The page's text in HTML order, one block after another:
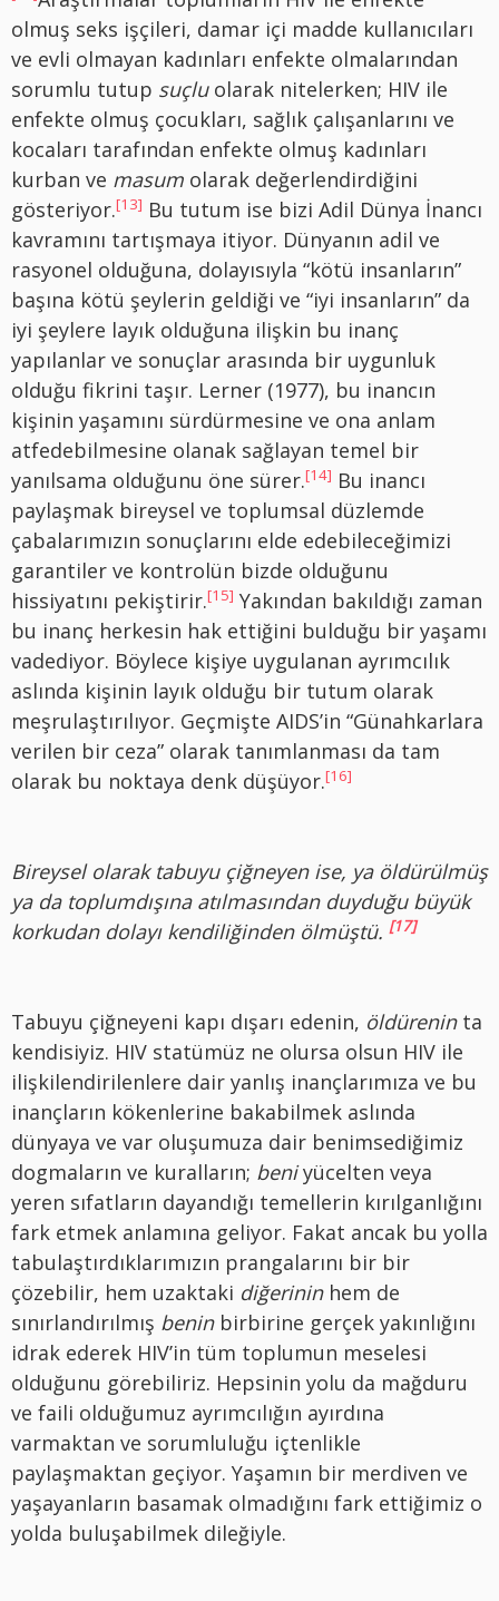
olmuş seks işçileri, damar içi madde kullanıcıları
ve evli olmayan kadınları enfekte olmalarından
sorumlu tutup suçluolarak nitelerken; HIV ile
enfekte olmuş çocukları, sağlık çalışanlarını ve
kocaları tarafından enfekte olmuş kadınları
kurban ve masum olarak değerlendirdiğini
gösteriyor.[13] Bu tutum ise bizi Adil Dünya İnancı
kavramını tartışmaya itiyor. Dünyanın adil ve
rasyonel olduğuna, dolayısıyla “kötü insanların”
başına kötü şeylerin geldiği ve “iyi insanların” da
iyi şeylere layık olduğuna ilişkin bu inanç
yapılanlar ve sonuçlar arasında bir uygunluk
olduğu fikrini taşır. Lerner (1977), bu inancın
kişinin yaşamını sürdürmesine ve ona anlam
atfedebilmesine olanak sağlayan temel bir
yanılsama olduğunu öne sürer.[14] Bu inancı
paylaşmak bireysel ve toplumsal düzlemde
çabalarımızın sonuçlarını elde edebileceğimizi
garantiler ve kontrolün bizde olduğunu
hissiyatını pekiştirir.[15] Yakından bakıldığı zaman
bu inanç herkesin hak ettiğini bulduğu bir yaşamı
vadediyor. Böylece kişiye uygulanan ayrımcılık
aslında kişinin layık olduğu bir tutum olarak
meşrulaştırılıyor. Geçmişte AIDS’in “Günahkarlara
verilen bir ceza” olarak tanımlanması da tam
olarak bu noktaya denk düşüyor.[16]
Bireysel olarak tabuyu çiğneyen ise, ya öldürülmüş
ya da toplumdışına atılmasından duyduğu büyük
korkudan dolayı kendiliğinden ölmüştü. [17]
Tabuyu çiğneyeni kapı dışarı edenin, öldüreninta
kendisiyiz. HIV statümüz ne olursa olsun HIV ile
ilişkilendirilenlere dair yanlış inançlarımıza ve bu
inançların kökenlerine bakabilmek aslında
dünyaya ve var oluşumuza dair benimsediğimiz
dogmaların ve kuralların; beniyücelten veya
yeren sıfatların dayandığı temellerin kırılganlığını
fark etmek anlamına geliyor. Fakat ancak bu yolla
tabulaştırdıklarımızın prangalarını bir bir
çözebilir, hem uzaktaki diğerininhem de
sınırlandırılmış beninbirbirine gerçek yakınlığını
idrak ederek HIV’in tüm toplumun meselesi
olduğunu görebiliriz. Hepsinin yolu da mağduru
ve faili olduğumuz ayrımcılığın ayırdına
varmaktan ve sorumluluğu içtenlikle
paylaşmaktan geçiyor. Yaşamın bir merdiven ve
yaşayanların basamak olmadığını fark ettiğimiz o
yolda buluşabilmek dileğiyle.